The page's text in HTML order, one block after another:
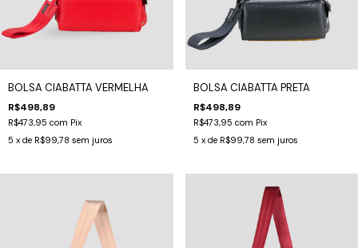
BOLSA CIABATTA VERMELHA
R$498,89
R$473,95 com Pix
5 x de R$99,78 sem juros
BOLSA CIABATTA PRETA
R$498,89
R$473,95 com Pix
5 x de R$99,78 sem juros